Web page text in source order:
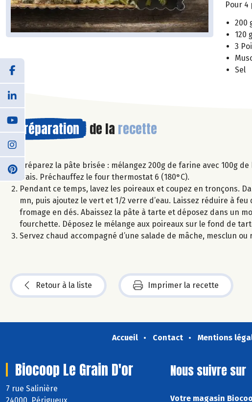
Pour 4
200
120
3
Sel
Préparation de la recette
Préparez la pâte brisée : mélangez 200g de farine avec 100g
frais. Préchauffez le four thermostat 6 (180°C).
Pendant ce temps, lavez les poireaux et coupez en tronçons.
mn, puis ajoutez le vert et 1/2 verre d’eau. Laissez réduire à
fromage en dés. Abaissez la pâte à tarte et déposez dans un
fourchette. Déposez le mélange aux poireaux sur le fond de
Servez chaud accompagné d’une salade de mâche, mesclun ou
Retour à la liste Imprimer la recette
Accueil Contact Mentions
Biocoop Le Grain D'or
7 rue Salinière
24000 Périgueux
Nous suivre sur
Votre magasin